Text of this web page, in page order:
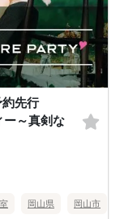
約先行
～真剣な
岡山県 岡山市